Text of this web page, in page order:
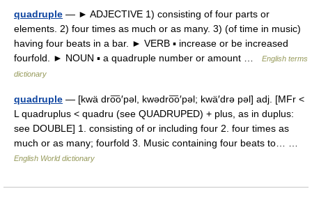
quadruple — ► ADJECTIVE 1) consisting of four parts or
elements. 2) four times as much or as many. 3) (of time in music)
having four beats in a bar. ► VERB ▪ increase or be increased
fourfold. ► NOUN ▪ a quadruple number or amount …
English terms
dictionary
quadruple — [kwä dro͞o′pəl, kwədro͞o′pəl; kwä′drə pəl] adj. [MFr <
L quadruplus < quadru (see QUADRUPED) + plus, as in duplus:
see DOUBLE] 1. consisting of or including four 2. four times as
much or as many; fourfold 3. Music containing four beats to… …
English World dictionary